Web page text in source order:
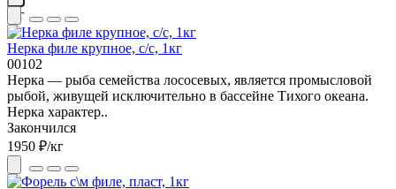
кг
Нерка филе крупное, с/с, 1кг
00102
Нерка — рыба семейства лососевых, является промысловой
рыбой, живущей исключительно в бассейне Тихого океана.
Нерка характер..
Закончился
1950 ₽/кг